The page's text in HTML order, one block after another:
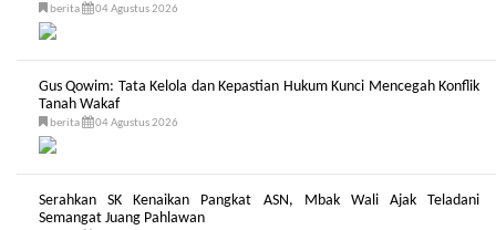
berita 04 Agustus 2026
Gus Qowim: Tata Kelola dan Kepastian Hukum Kunci Mencegah Konflik
Tanah Wakaf
berita 04 Agustus 2026
Serahkan SK Kenaikan Pangkat ASN, Mbak Wali Ajak Teladani
Semangat Juang Pahlawan